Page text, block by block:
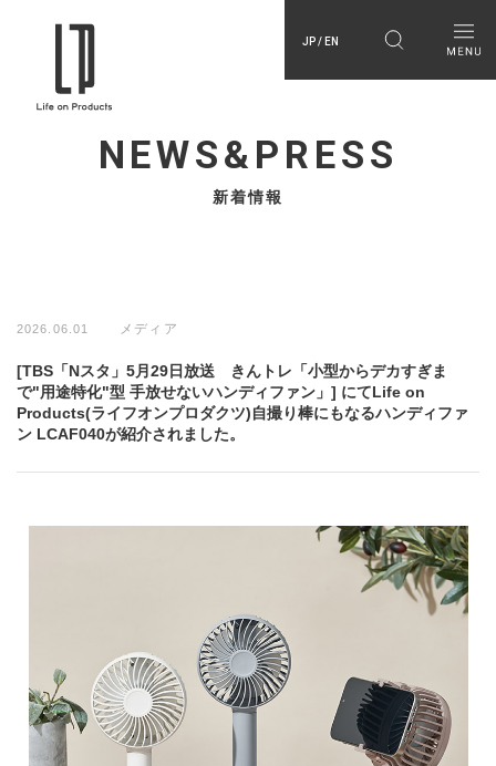
JP / EN
NEWS&PRESS
新着情報
2026.06.01 メディア
[TBS「Nスタ」5月29日放送 きんトレ「小型からデカすぎま
で"用途特化"型 手放せないハンディファン」] にてLife on
Products(ライフオンプロダクツ)自撮り棒にもなるハンディファ
ン LCAF040が紹介されました。